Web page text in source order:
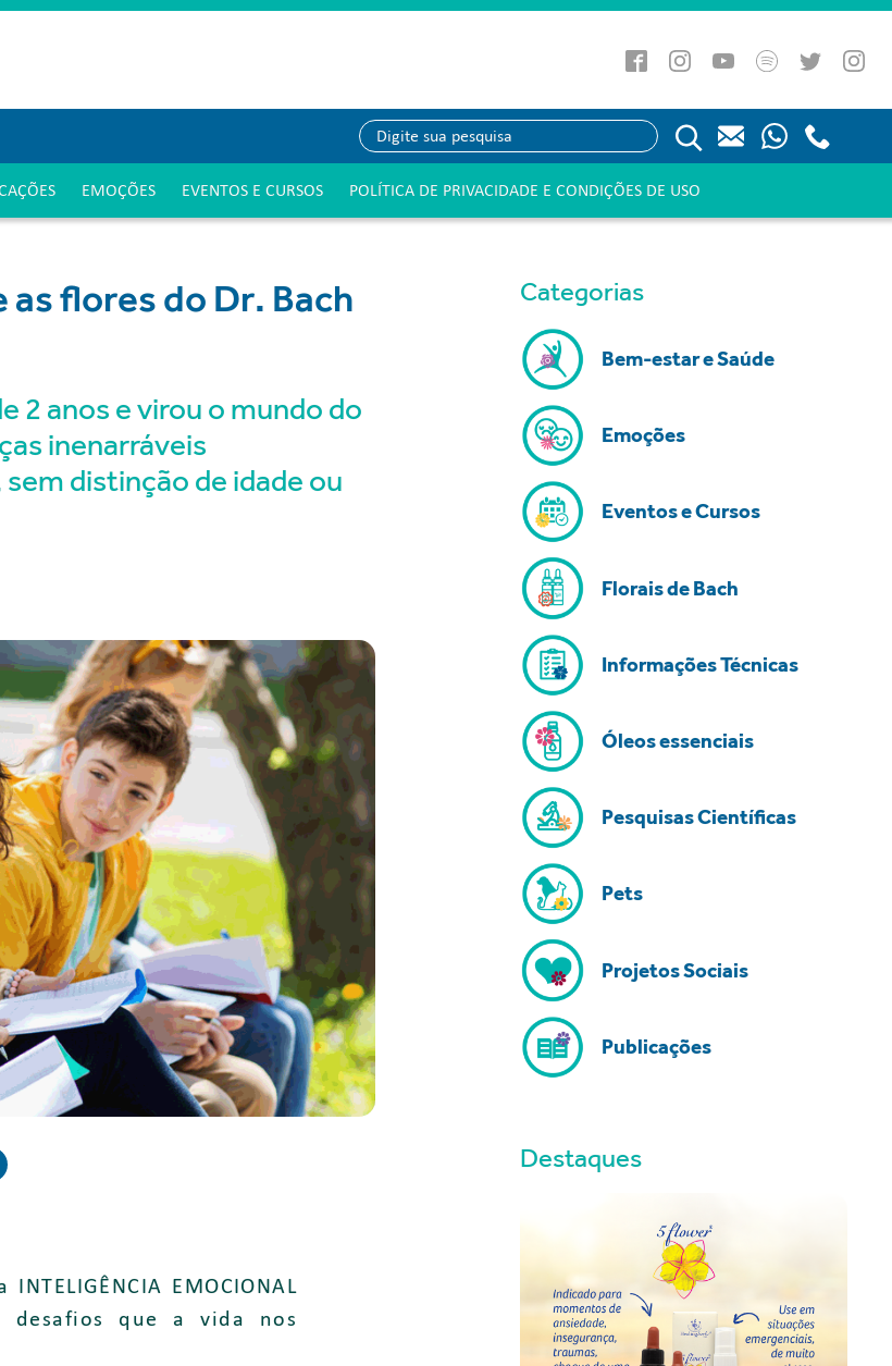
EMOÇÕES EVENTOS E CURSOS POLÍTICA DE PRIVACIDADE E CONDIÇÕES DE USO
flores do Dr. Bach
2 anos e virou o mundo do
inenarráveis
distinção de idade ou
EMOCIONAL
desafios que a vida nos
Categorias
Bem-estar e Saúde
Emoções
Eventos e Cursos
Florais de Bach
Informações Técnicas
Óleos essenciais
Pesquisas Científicas
Pets
Projetos Sociais
Publicações
Destaques